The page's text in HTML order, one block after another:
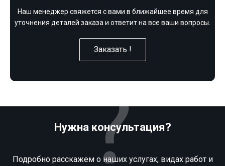
Наш менеджер свяжется с вами в ближайшее время для
уточнения деталей заказа и ответит на все ваши вопросы.
Заказать !
Нужна консультация?
Подробно расскажем о наших услугах, видах работ и